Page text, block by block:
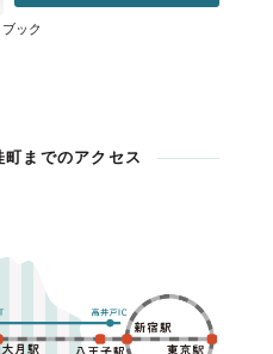
ック
までのアクセス